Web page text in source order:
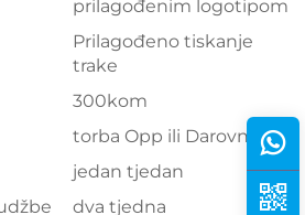
prilagođenim logotipom
Prilagođeno tiskanje
trake
300kom
torba Opp ili Darovni kutij
jedan tjedan
dva tjedna